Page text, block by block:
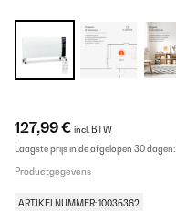
127,99 € incl. BTW
Laagste prijs in de afgelopen 30 dagen:
Productgegevens
ARTIKELNUMMER: 10035362